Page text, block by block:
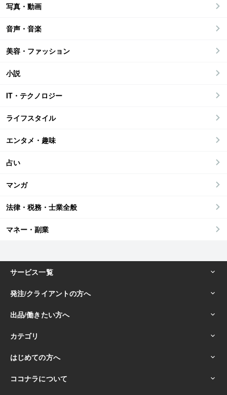
写真・動画
音声・音楽
美容・ファッション
小説
IT・テクノロジー
ライフスタイル
エンタメ・趣味
占い
マンガ
法律・税務・士業全般
マネー・副業